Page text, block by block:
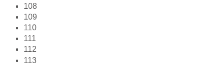
108
109
110
111
112
113